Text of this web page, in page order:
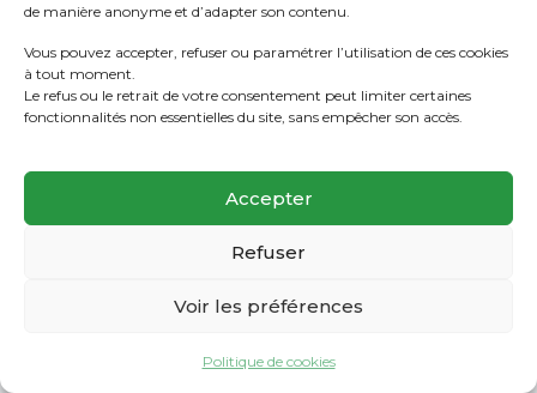
de manière anonyme et d’adapter son contenu.
Vous pouvez accepter, refuser ou paramétrer l’utilisation de ces cookies
à tout moment.
Le refus ou le retrait de votre consentement peut limiter certaines
fonctionnalités non essentielles du site, sans empêcher son accès.
Accepter
Refuser
Voir les préférences
Politique de cookies